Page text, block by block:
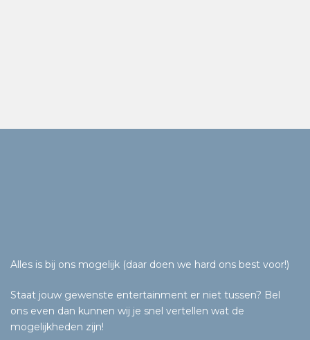
Alles is bij ons mogelijk (daar doen we hard ons best voor!)
Staat jouw gewenste entertainment er niet tussen? Bel
ons even dan kunnen wij je snel vertellen wat de
mogelijkheden zijn!